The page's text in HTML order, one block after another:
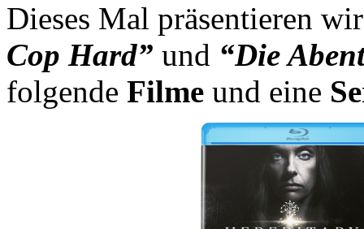
Dieses Mal präsentieren
Cop Hard” und “Die
folgende Filme und eine